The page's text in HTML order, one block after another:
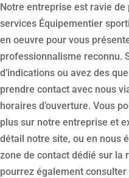
Notre entreprise est ravie
services Équipementier
en oeuvre pour vous
professionnalisme reconnu.
d’indications ou avez des
prendre contact avec nous
horaires d’ouverture. Vous
plus sur notre entreprise et
détail notre site, ou en nous
zone de contact dédié sur la
pourrez également